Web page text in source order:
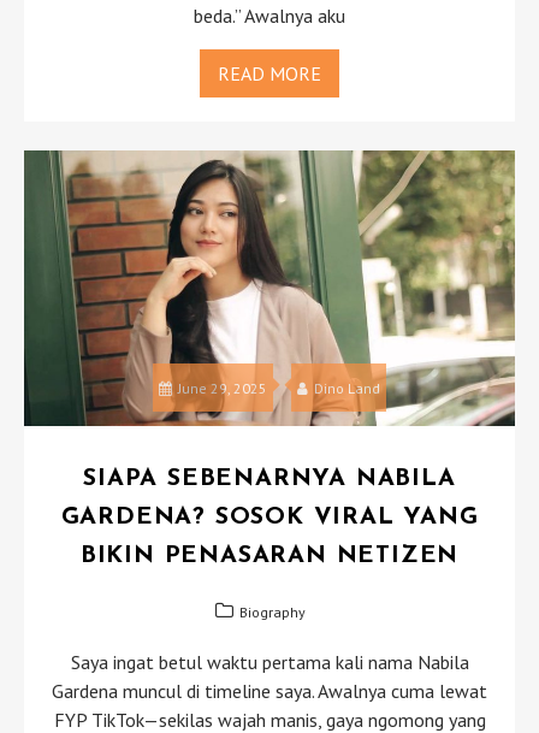
beda.” Awalnya aku
READ MORE
June 29, 2025 Dino Land
SIAPA SEBENARNYA NABILA
GARDENA? SOSOK VIRAL YANG
BIKIN PENASARAN NETIZEN
Biography
Saya ingat betul waktu pertama kali nama Nabila
Gardena muncul di timeline saya. Awalnya cuma lewat
FYP TikTok—sekilas wajah manis, gaya ngomong yang